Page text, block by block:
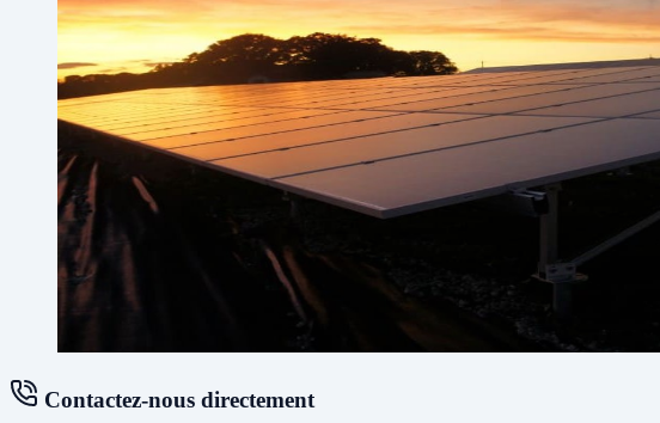
Contactez-nous directement